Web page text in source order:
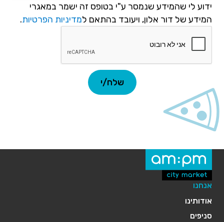
ידוע לי שהמידע שנמסר ע"י בטופס זה ישמר במאגרי
המידע של דור אלון, ויעובד בהתאם למדיניות הפרטיות.
אנחנו
אודותינו
סניפים